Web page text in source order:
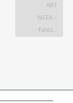
ART
WEEK –
Faces…